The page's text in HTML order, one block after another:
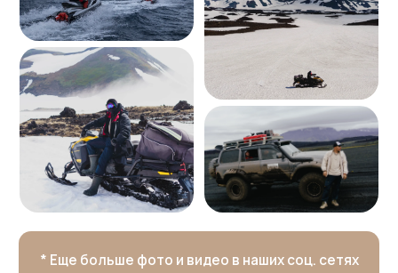
тревел», чтобы показывать её людям. Сегодня
мы организуем путешествия в места, куда
сложно попасть без нас, совмещая комфорт
и яркие впечатления даже в диких условиях
собирает
добираться туда,
каждый склон и
Откройте
мир с нами
и обсудим детали поездки